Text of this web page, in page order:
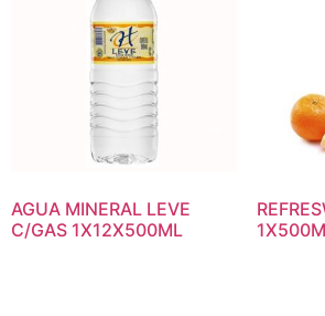
AGUA MINERAL LEVE
C/GAS 1X12X500ML